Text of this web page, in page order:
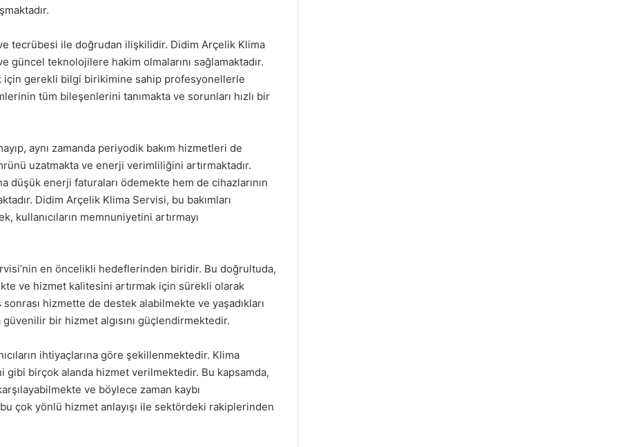
tecrübesi ile doğrudan ilişkilidir. Didim Arçelik Klima
teknolojilere hakim olmalarını sağlamaktadır.
gerekli bilgi birikimine sahip profesyonellerle
tüm bileşenlerini tanımakta ve sorunları hızlı bir
aynı zamanda periyodik bakım hizmetleri de
uzatmakta ve enerji verimliliğini artırmaktadır.
düşük enerji faturaları ödemekte hem de cihazlarının
Didim Arçelik Klima Servisi, bu bakımları
kullanıcıların memnuniyetini artırmayı
en öncelikli hedeflerinden biridir. Bu doğrultuda,
ve hizmet kalitesini artırmak için sürekli olarak
hizmette de destek alabilmekte ve yaşadıkları
bir hizmet algısını güçlendirmektedir.
ihtiyaçlarına göre şekillenmektedir. Klima
gibi birçok alanda hizmet verilmektedir. Bu kapsamda,
ve böylece zaman kaybı
çok yönlü hizmet anlayışı ile sektördeki rakiplerinden